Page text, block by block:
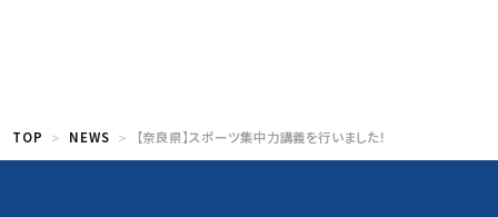
TOP NEWS 【奈良県】スポーツ集中力講義を行いました！